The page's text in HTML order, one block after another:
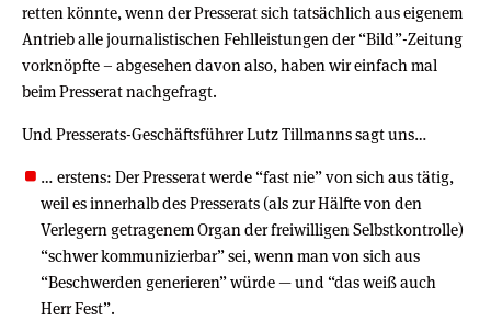
retten könnte, wenn der Presserat sich tatsächlich aus eigenem
Antrieb alle journalistischen Fehlleistungen der “Bild”-Zeitung
vorknöpfte – abgesehen davon also, haben wir einfach mal
beim Presserat nachgefragt.
Und Presserats-Geschäftsführer Lutz Tillmanns sagt uns…
… erstens: Der Presserat werde “fast nie” von sich aus tätig,
weil es innerhalb des Presserats (als zur Hälfte von den
Verlegern getragenem Organ der freiwilligen Selbstkontrolle)
“schwer kommunizierbar” sei, wenn man von sich aus
“Beschwerden generieren” würde — und “das weiß auch
Herr Fest”.